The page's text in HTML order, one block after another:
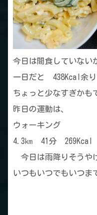
今日は間食していない
一日だと 438Kcal余り
ちょっと少なすぎかも
昨日の運動は、
ウォーキング
4.3㎞ 41分 269Kcal
今日は雨降りそうや
いつもいつでもいつま